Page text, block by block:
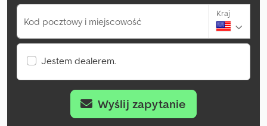
Kod pocztowy i miejscowość
Kraj
Jestem dealerem.
Wyślij zapytanie